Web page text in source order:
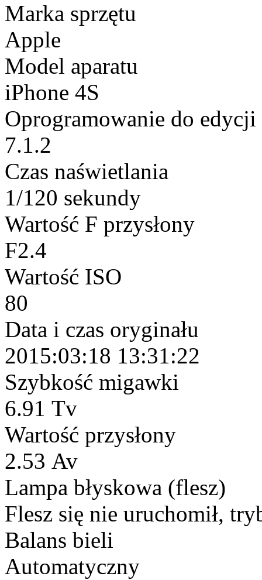
Marka sprzętu
Apple
Model aparatu
iPhone 4S
Oprogramowanie do edycji
7.1.2
Czas naświetlania
1/120 sekundy
Wartość F przysłony
F2.4
Wartość ISO
80
Data i czas oryginału
2015:03:18 13:31:22
Szybkość migawki
6.91 Tv
Wartość przysłony
2.53 Av
Lampa błyskowa (flesz)
Flesz się nie uruchomił,
Balans bieli
Automatyczny